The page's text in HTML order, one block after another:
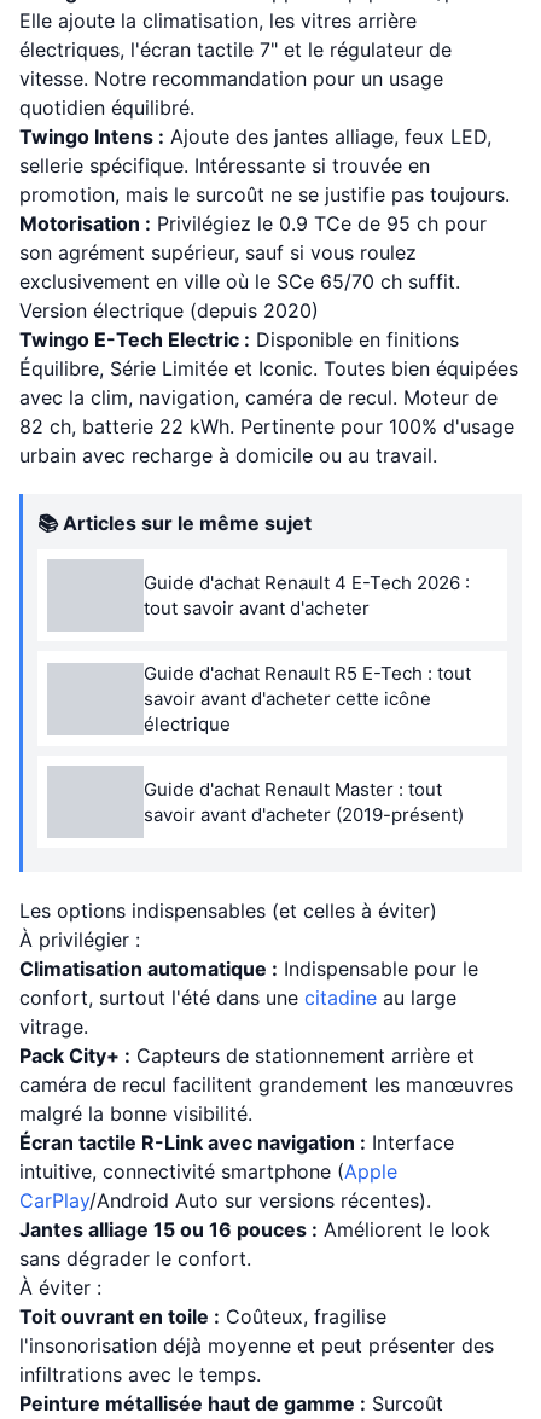
Elle ajoute la climatisation, les vitres arrière
électriques, l'écran tactile 7" et le régulateur de
vitesse. Notre recommandation pour un usage
quotidien équilibré.
Twingo Intens : Ajoute des jantes alliage, feux LED,
sellerie spécifique. Intéressante si trouvée en
promotion, mais le surcoût ne se justifie pas toujours.
Motorisation : Privilégiez le 0.9 TCe de 95 ch pour
son agrément supérieur, sauf si vous roulez
exclusivement en ville où le SCe 65/70 ch suffit.
Version électrique (depuis 2020)
Twingo E-Tech Electric : Disponible en finitions
Équilibre, Série Limitée et Iconic. Toutes bien équipées
avec la clim, navigation, caméra de recul. Moteur de
82 ch, batterie 22 kWh. Pertinente pour 100% d'usage
urbain avec recharge à domicile ou au travail.
📚 Articles sur le même sujet
Guide d'achat Renault 4 E-Tech 2026 :
tout savoir avant d'acheter
Guide d'achat Renault R5 E-Tech : tout
savoir avant d'acheter cette icône
électrique
Guide d'achat Renault Master : tout
savoir avant d'acheter (2019-présent)
Les options indispensables (et celles à éviter)
À privilégier :
Climatisation automatique : Indispensable pour le
confort, surtout l'été dans une citadine au large
vitrage.
Pack City+ : Capteurs de stationnement arrière et
caméra de recul facilitent grandement les manœuvres
malgré la bonne visibilité.
Écran tactile R-Link avec navigation : Interface
intuitive, connectivité smartphone (Apple
CarPlay/Android Auto sur versions récentes).
Jantes alliage 15 ou 16 pouces : Améliorent le look
sans dégrader le confort.
À éviter :
Toit ouvrant en toile : Coûteux, fragilise
l'insonorisation déjà moyenne et peut présenter des
infiltrations avec le temps.
Peinture métallisée haut de gamme : Surcoût